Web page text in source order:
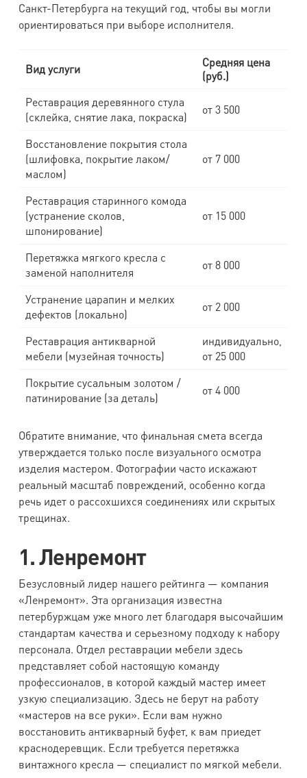
Санкт-Петербурга на текущий год, чтобы вы могли
ориентироваться при выборе исполнителя.
Вид услуги
Средняя цена
(руб.)
Реставрация деревянного стула
(склейка, снятие лака, покраска)
от 3 500
Восстановление покрытия стола
(шлифовка, покрытие лаком/
маслом)
от 7 000
Реставрация старинного комода
(устранение сколов,
шпонирование)
от 15 000
Перетяжка мягкого кресла с
заменой наполнителя
от 8 000
Устранение царапин и мелких
дефектов (локально)
от 2 000
Реставрация антикварной
мебели (музейная точность)
индивидуально,
от 25 000
Покрытие сусальным золотом /
патинирование (за деталь)
от 4 000
Обратите внимание, что финальная смета всегда
утверждается только после визуального осмотра
изделия мастером. Фотографии часто искажают
реальный масштаб повреждений, особенно когда
речь идет о рассохшихся соединениях или скрытых
трещинах.
1. Ленремонт
Безусловный лидер нашего рейтинга — компания
«Ленремонт». Эта организация известна
петербуржцам уже много лет благодаря высочайшим
стандартам качества и серьезному подходу к набору
персонала. Отдел реставрации мебели здесь
представляет собой настоящую команду
профессионалов, в которой каждый мастер имеет
узкую специализацию. Здесь не берут на работу
«мастеров на все руки». Если вам нужно
восстановить антикварный буфет, к вам приедет
краснодеревщик. Если требуется перетяжка
винтажного кресла — специалист по мягкой мебели.